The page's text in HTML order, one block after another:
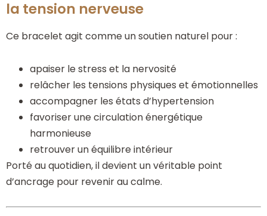
la tension nerveuse
Ce bracelet agit comme un soutien naturel pour :
apaiser le stress et la nervosité
relâcher les tensions physiques et émotionnelles
accompagner les états d’hypertension
favoriser une circulation énergétique
harmonieuse
retrouver un équilibre intérieur
Porté au quotidien, il devient un véritable point
d’ancrage pour revenir au calme.